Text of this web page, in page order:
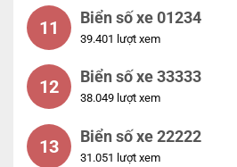
11 Biển số xe 01234
39.401 lượt xem
12 Biển số xe 33333
38.049 lượt xem
13 Biển số xe 22222
31.051 lượt xem